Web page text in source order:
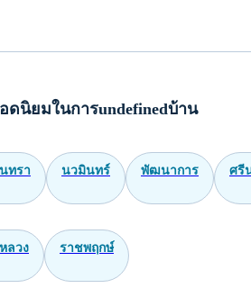
ดนิยมในการundefinedบ้าน
ทรา นวมินทร์ พัฒนาการ ศรี
ลวง ราชพฤกษ์